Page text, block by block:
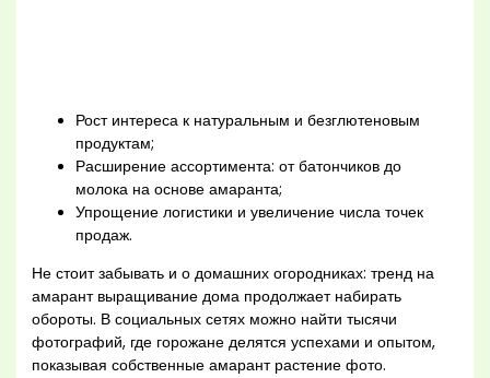
Рост интереса к натуральным и безглютеновым
продуктам;
Расширение ассортимента: от батончиков до
молока на основе амаранта;
Упрощение логистики и увеличение числа точек
продаж.
Не стоит забывать и о домашних огородниках: тренд на
амарант выращивание дома продолжает набирать
обороты. В социальных сетях можно найти тысячи
фотографий, где горожане делятся успехами и опытом,
показывая собственные амарант растение фото.